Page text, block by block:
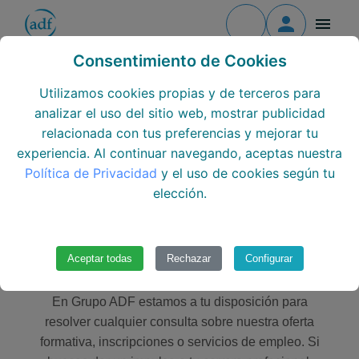
Todos los cursos
Todos los Módulos
Formación continua
Contacto
En ADF estamos para ayudarte en lo que necesites
Contacta con Nuestros
Centros de Formación
En Grupo ADF estamos a tu disposición para
resolver cualquier consulta sobre nuestra oferta
formativa, inscripciones o servicios de empleo. Si
Consentimiento de Cookies
Utilizamos cookies propias y de terceros para
analizar el uso del sitio web, mostrar publicidad
relacionada con tus preferencias y mejorar tu
experiencia. Al continuar navegando, aceptas nuestra
Política de Privacidad y el uso de cookies según tu
elección.
Aceptar todas Rechazar Configurar